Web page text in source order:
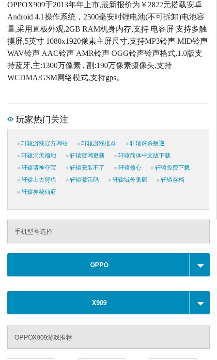
OPPOX909于2013年年上市,最新报价为￥2822元搭载安卓
Android 4.1操作系统，2500毫安时锂电池(不可拆卸)电池容
量,采用直板外观,2GB RAM机身内存,支持 电容屏 支持多触
摸屏,5英寸 1080x1920像素主屏尺寸,支持MP3铃声 MID铃声
WAV铃声 AAC铃声 AMR铃声 OGG铃声铃声格式,1.0版支
持蓝牙,主:1300万像素 , 副:190万像素摄像头,支持
WCDMA/GSM网络模式,支持gps。
玩家热门关注
轩辕游戏官方网站 轩辕游戏推荐
轩辕诛杀叛逆
轩辕洞天福地
轩辕官网更新
轩辕简体中文版下载
轩辕请神夺宝
轩辕安装不了 轩辕修心
轩辕免费下载
轩辕上古狩猎
轩辕激活码 轩辕域外鬼窟
轩辕存档
轩辕神秘仙府
手机型号选择
OPPO
X909
OPPOX909游戏推荐